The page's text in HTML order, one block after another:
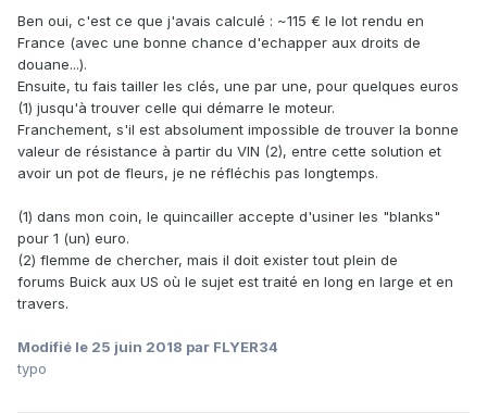
Ben oui, c'est ce que j'avais calculé : ~115 € le lot rendu en
France (avec une bonne chance d'echapper aux droits de
douane...).
Ensuite, tu fais tailler les clés, une par une, pour quelques euros
(1) jusqu'à trouver celle qui démarre le moteur.
Franchement, s'il est absolument impossible de trouver la bonne
valeur de résistance à partir du VIN (2), entre cette solution et
avoir un pot de fleurs, je ne réfléchis pas longtemps.
(1) dans mon coin, le quincailler accepte d'usiner les "blanks"
pour 1 (un) euro.
(2) flemme de chercher, mais il doit exister tout plein de
forums Buick aux US où le sujet est traité en long en large et en
travers.
Modifié le 25 juin 2018 par FLYER34
typo